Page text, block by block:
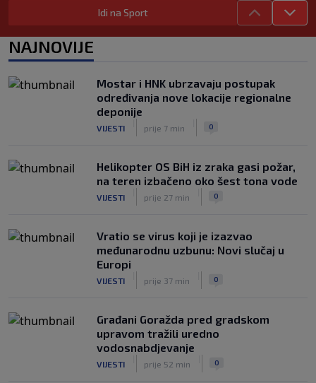
NOGOMET
Pravna bitka Luke Dončića i Anamarije
Goltes seli se u Sloveniju: Spominje se
čak 50 miliona dolara
KOŠARKA
|
prije 5 h 0
Idi na Sport
NAJNOVIJE
Mostar i HNK ubrzavaju postupak
određivanja nove lokacije regionalne
deponije
VIJESTI prije 7 min 0
Helikopter OS BiH iz zraka gasi požar,
na teren izbačeno oko šest tona vode
VIJESTI prije 27 min 0
Vratio se virus koji je izazvao
međunarodnu uzbunu: Novi slučaj u
Europi
VIJESTI prije 37 min 0
Građani Goražda pred gradskom
upravom tražili uredno
vodosnabdjevanje
VIJESTI prije 52 min 0